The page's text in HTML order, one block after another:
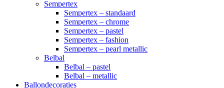
Sempertex
Sempertex – standaard
Sempertex – chrome
Sempertex – pastel
Sempertex – fashion
Sempertex – pearl metallic
Belbal
Belbal – pastel
Belbal – metallic
Ballondecoraties